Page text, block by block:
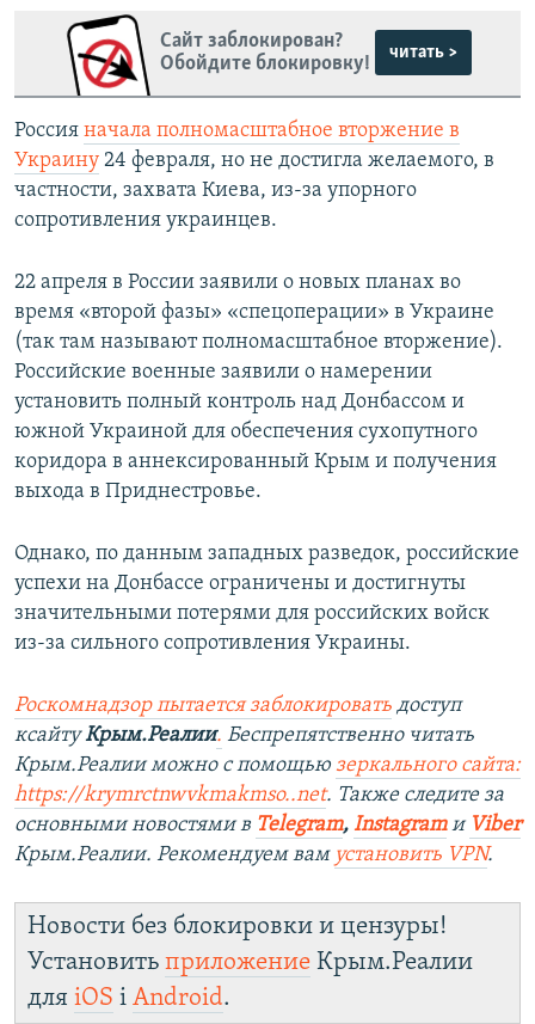
Сайт заблокирован?
Обойдите блокировку!
читать >
Россия начала полномасштабное вторжение в
Украину 24 февраля, но не достигла желаемого, в
частности, захвата Киева, из-за упорного
сопротивления украинцев.
22 апреля в России заявили о новых планах во
время «второй фазы» «спецоперации» в Украине
(так там называют полномасштабное вторжение).
Российские военные заявили о намерении
установить полный контроль над Донбассом и
южной Украиной для обеспечения сухопутного
коридора в аннексированный Крым и получения
выхода в Приднестровье.
Однако, по данным западных разведок, российские
успехи на Донбассе ограничены и достигнуты
значительными потерями для российских войск
из-за сильного сопротивления Украины.
Роскомнадзор пытается заблокировать доступ
ксайтуКрым.Реалии. Беспрепятственно читать
Крым.Реалии можно с помощью зеркального сайта:
https://krymrctnwvkmakmso..net. Также следите за
основными новостями в Telegram, Instagramи Viber
Крым.Реалии. Рекомендуем вам установить VPN.
Новости без блокировки и цензуры!
Установить приложение Крым.Реалии
для iOS і Android.